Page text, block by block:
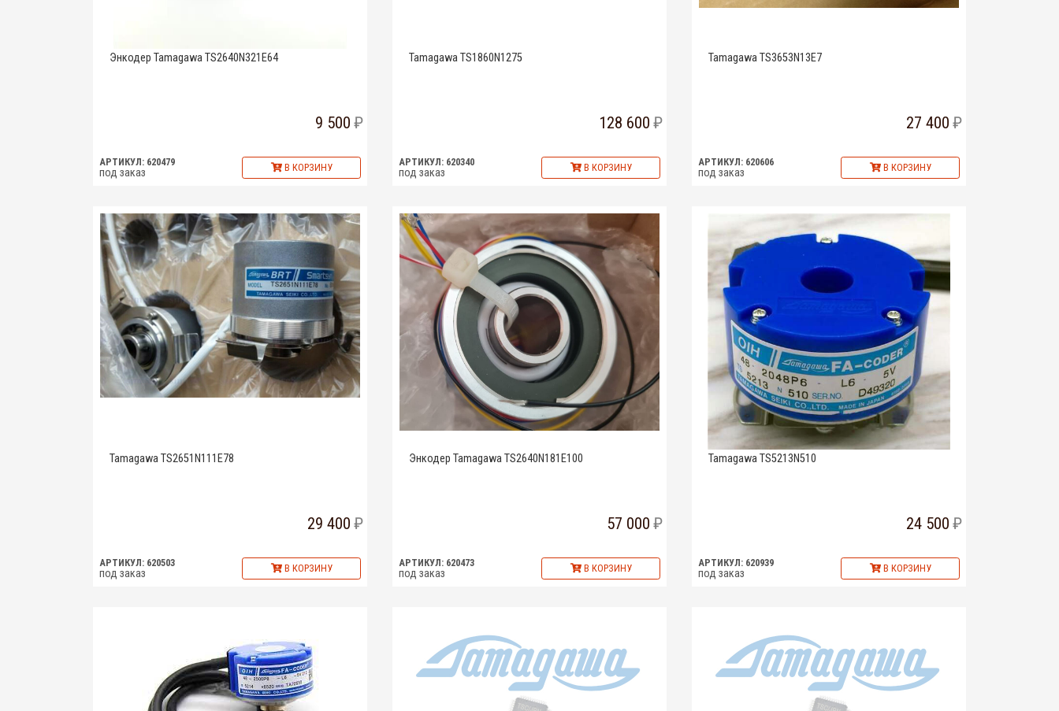
Энкодер Tamagawa TS2640N321E64
9 500
АРТИКУЛ: 620479
под заказ В КОРЗИНУ
Tamagawa TS1860N1275
128 600
АРТИКУЛ: 620340
под заказ В КОРЗИНУ
Tamagawa TS3653N13E7
27 400
АРТИКУЛ: 620606
под заказ В КОРЗИНУ
Tamagawa TS2651N111E78
29 400
АРТИКУЛ: 620503
под заказ В КОРЗИНУ
Энкодер Tamagawa TS2640N181E100
57 000
АРТИКУЛ: 620473
под заказ В КОРЗИНУ
Tamagawa TS5213N510
24 500
АРТИКУЛ: 620939
под заказ В КОРЗИНУ